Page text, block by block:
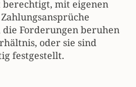
mit eigenen
die Forderungen beruhen
oder sie sind
festgestellt.